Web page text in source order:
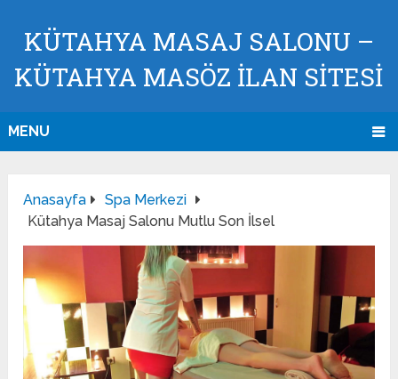
KÜTAHYA MASAJ SALONU –
KÜTAHYA MASÖZ İLAN SİTESİ
MENU
Anasayfa
Spa Merkezi
Kütahya Masaj Salonu Mutlu Son İlsel